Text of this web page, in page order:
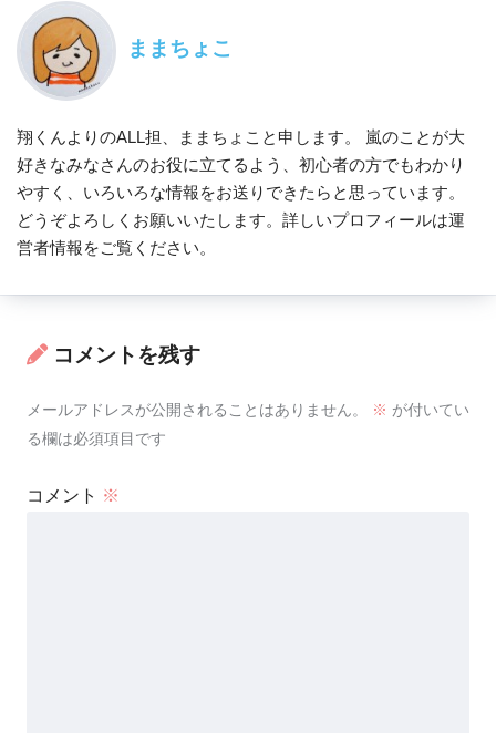
ままちょこ
翔くんよりのALL担、ままちょこと申します。 嵐のことが大
好きなみなさんのお役に立てるよう、初心者の方でもわかり
やすく、いろいろな情報をお送りできたらと思っています。
どうぞよろしくお願いいたします。詳しいプロフィールは運
営者情報をご覧ください。
コメントを残す
メールアドレスが公開されることはありません。 ※ が付いてい
る欄は必須項目です
コメント ※